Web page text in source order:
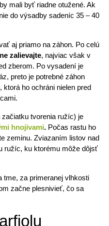
mali byť riadne otužené. Ak
do výsadby sadeníc 35 – 40
aj priamo na záhon. Po celú
zalievajte, najviac však v
zberom. Po vysadení je
preto je potrebné záhon
ho ochráni nielen pred
tvorenia ružíc) je
hnojivami. Počas rastu ho
zeminu. Zviazaním listov nad
ružíc, ku ktorému môže dôjsť
tme, za primeranej vlhkosti
začne plesnivieť, čo sa